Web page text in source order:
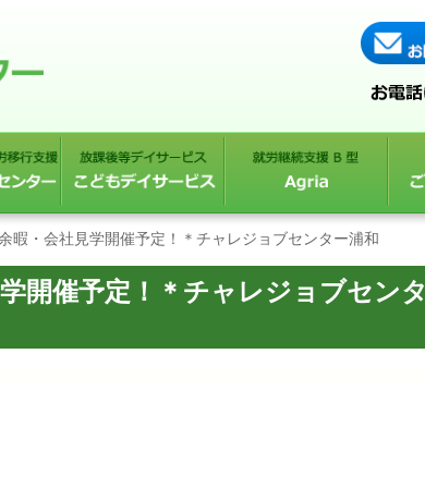
余暇・会社見学開催予定！＊チャレジョブセンター浦和
開催予定！＊チャレジョブセンタ